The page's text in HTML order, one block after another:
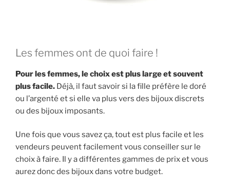
Les femmes ont de quoi faire !
Pour les femmes, le choix est plus large et souvent
plus facile. Déjà, il faut savoir si la fille préfère le doré
ou l’argenté et si elle va plus vers des bijoux discrets
ou des bijoux imposants.
Une fois que vous savez ça, tout est plus facile et les
vendeurs peuvent facilement vous conseiller sur le
choix à faire. Il y a différentes gammes de prix et vous
aurez donc des bijoux dans votre budget.